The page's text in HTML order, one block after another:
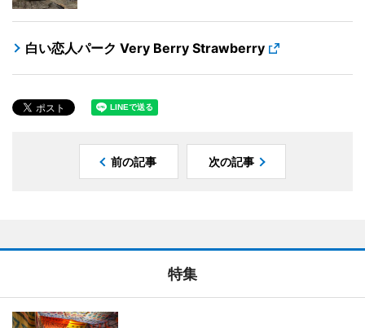
白い恋人パーク Very Berry Strawberry
前の記事 次の記事
特集